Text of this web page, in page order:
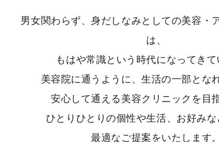
男女関わらず、身だしなみとしての美容・
は、
もはや常識という時代になってき
美容院に通うように、生活の一部とな
安心して通える美容クリニックを目
ひとりひとりの個性や生活、お好み
最適なご提案をいたします